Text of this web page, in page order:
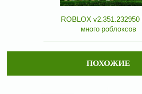
ROBLOX
много роблоксов
ПОХОЖИЕ